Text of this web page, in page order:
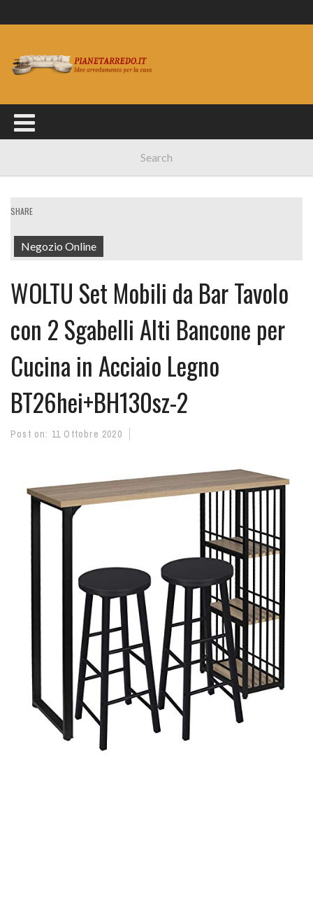
SHARE
Negozio Online
WOLTU Set Mobili da Bar Tavolo
con 2 Sgabelli Alti Bancone per
Cucina in Acciaio Legno
BT26hei+BH130sz-2
Post on: 11 Ottobre 2020